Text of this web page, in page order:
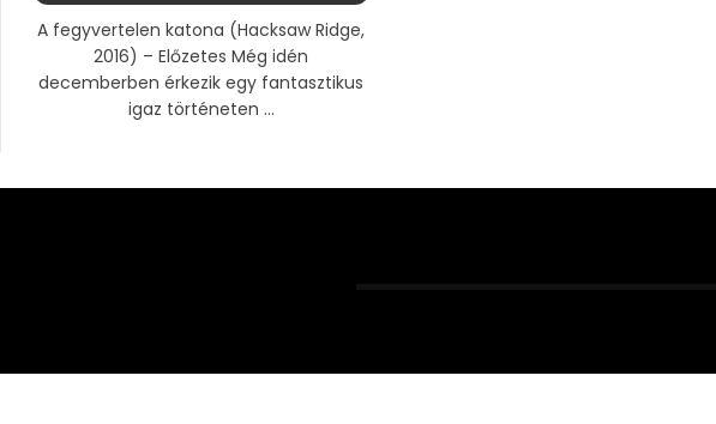
A fegyvertelen katona (Hacksaw Ridge,
2016) – Előzetes Még idén
decemberben érkezik egy fantasztikus
igaz történeten ...